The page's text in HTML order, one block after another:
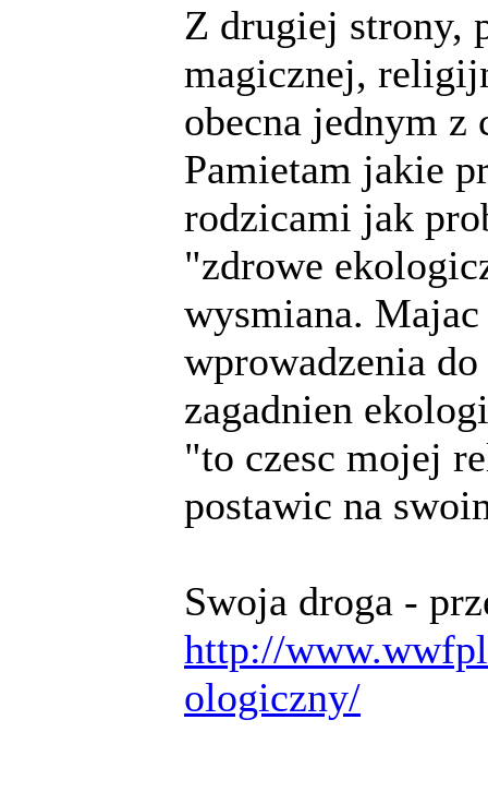
Z drugiej strony,
magicznej,
obecna jednym z
Pamietam jakie
rodzicami jak
"zdrowe
wysmiana.
wprowadzenia
zagadnien
"to czesc mojej
postawic na
Swoja droga -
http://
ologiczny/